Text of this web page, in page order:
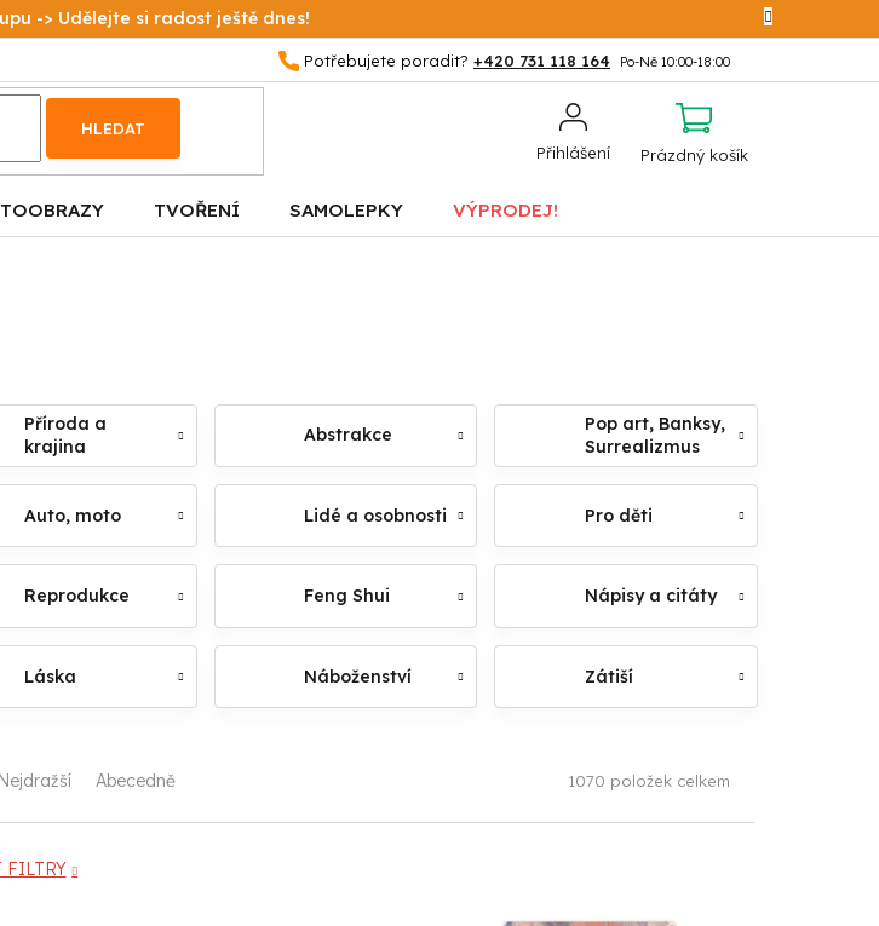
-> Udělejte si radost ještě dnes!
+420 731 118 164
Přihlášení
HLEDAT
NÁKUPNÍ
Prázdný košík
TVOŘENÍ SAMOLEPKY VÝPRODEJ!
Příroda a
krajina
Abstrakce
Pop art, Banksy,
Surrealizmus
Auto, moto Lidé a osobnosti Pro děti
Reprodukce Feng Shui Nápisy a citáty
Láska Náboženství Zátiší
Nejdražší Abecedně 1070 položek celkem
FILTRY